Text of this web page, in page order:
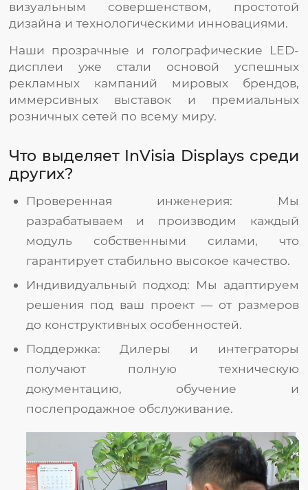
визуальным совершенством, простотой
дизайна и технологическими инновациями.
Наши прозрачные и голографические LED-
дисплеи уже стали основой успешных
рекламных кампаний мировых брендов,
иммерсивных выставок и премиальных
розничных сетей по всему миру.
Что выделяет InVisia Displays среди
других?
Проверенная инженерия: Мы
разрабатываем и производим каждый
модуль собственными силами, что
гарантирует стабильно высокое качество.
Индивидуальный подход: Мы адаптируем
решения под ваш проект — от размеров
до конструктивных особенностей.
Поддержка: Дилеры и интеграторы
получают полную техническую
документацию, обучение и
послепродажное обслуживание.